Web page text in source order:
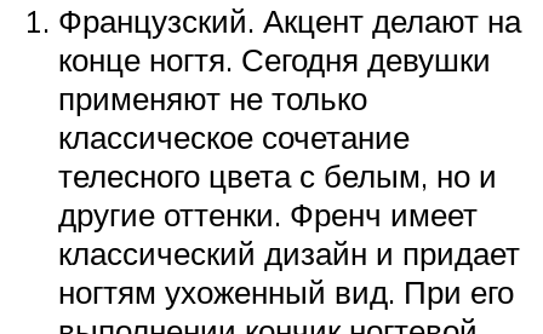
Французский. Акцент делают на
конце ногтя. Сегодня девушки
применяют не только
классическое сочетание
телесного цвета с белым, но и
другие оттенки. Френч имеет
классический дизайн и придает
ногтям ухоженный вид. При его